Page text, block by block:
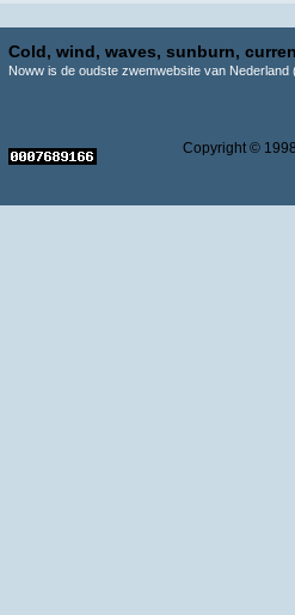
Cold, wind, waves, sunburn,
Noww is de oudste zwemwebsite van Nederland
Copyright ©